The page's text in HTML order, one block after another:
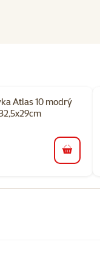
Atlas 10 modrý
do košíku